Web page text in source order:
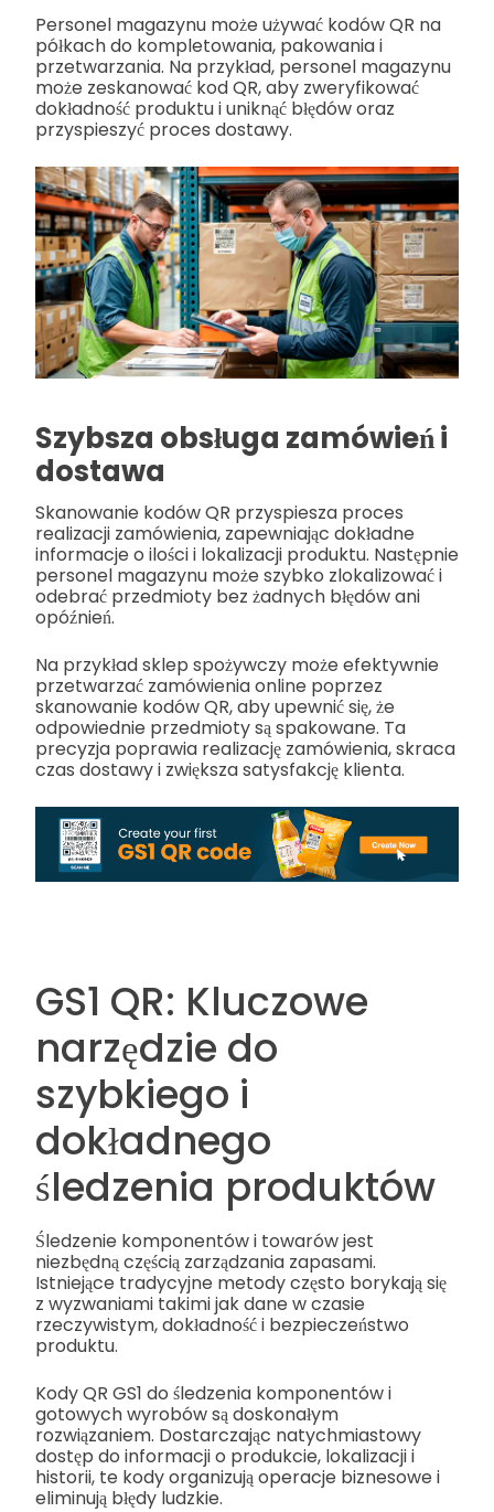
Personel magazynu może używać kodów QR na
półkach do kompletowania, pakowania i
przetwarzania. Na przykład, personel magazynu
może zeskanować kod QR, aby zweryfikować
dokładność produktu i uniknąć błędów oraz
przyspieszyć proces dostawy.
Szybsza obsługa zamówień i
dostawa
Skanowanie kodów QR przyspiesza proces
realizacji zamówienia, zapewniając dokładne
informacje o ilości i lokalizacji produktu. Następnie
personel magazynu może szybko zlokalizować i
odebrać przedmioty bez żadnych błędów ani
opóźnień.
Na przykład sklep spożywczy może efektywnie
przetwarzać zamówienia online poprzez
skanowanie kodów QR, aby upewnić się, że
odpowiednie przedmioty są spakowane. Ta
precyzja poprawia realizację zamówienia, skraca
czas dostawy i zwiększa satysfakcję klienta.
GS1 QR: Kluczowe
narzędzie do
szybkiego i
dokładnego
śledzenia produktów
Śledzenie komponentów i towarów jest
niezbędną częścią zarządzania zapasami.
Istniejące tradycyjne metody często borykają się
z wyzwaniami takimi jak dane w czasie
rzeczywistym, dokładność i bezpieczeństwo
produktu.
Kody QR GS1 do śledzenia komponentów i
gotowych wyrobów są doskonałym
rozwiązaniem. Dostarczając natychmiastowy
dostęp do informacji o produkcie, lokalizacji i
historii, te kody organizują operacje biznesowe i
eliminują błędy ludzkie.